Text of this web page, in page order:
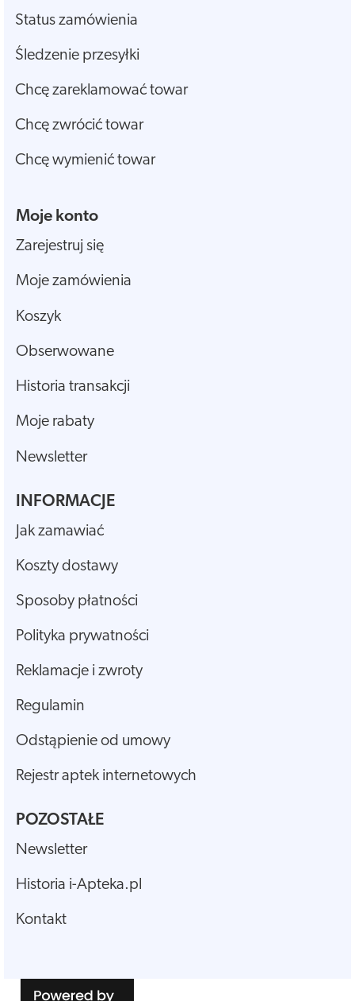
Status zamówienia
Śledzenie przesyłki
Chcę zareklamować towar
Chcę zwrócić towar
Chcę wymienić towar
Moje konto
Zarejestruj się
Moje zamówienia
Koszyk
Obserwowane
Historia transakcji
Moje rabaty
Newsletter
INFORMACJE
Jak zamawiać
Koszty dostawy
Sposoby płatności
Polityka prywatności
Reklamacje i zwroty
Regulamin
Odstąpienie od umowy
Rejestr aptek internetowych
POZOSTAŁE
Newsletter
Historia i-Apteka.pl
Kontakt